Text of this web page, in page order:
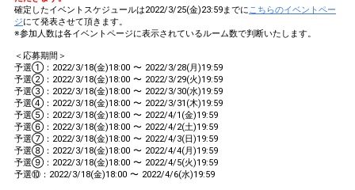
確定したイベントスケジュールは2022/3/25(金)23:59までにこちらのイベントペー
ジにて発表させて頂きます。
※参加人数は各イベントページに表示されているルーム数で判断いたします。
＜応募期間＞
予選①：2022/3/18(金)18:00 〜 2022/3/28(月)19:59
予選②：2022/3/18(金)18:00 〜 2022/3/29(火)19:59
予選③：2022/3/18(金)18:00 〜 2022/3/30(水)19:59
予選④：2022/3/18(金)18:00 〜 2022/3/31(木)19:59
予選⑤：2022/3/18(金)18:00 〜 2022/4/1(金)19:59
予選⑥：2022/3/18(金)18:00 〜 2022/4/2(土)19:59
予選⑦：2022/3/18(金)18:00 〜 2022/4/3(日)19:59
予選⑧：2022/3/18(金)18:00 〜 2022/4/4(月)19:59
予選⑨：2022/3/18(金)18:00 〜 2022/4/5(火)19:59
予選⑩：2022/3/18(金)18:00 〜 2022/4/6(水)19:59